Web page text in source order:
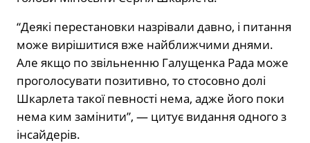
“Деякі перестановки назрівали давно, і питання
може вирішитися вже найближчими днями.
Але якщо по звільненню Галущенка Рада може
проголосувати позитивно, то стосовно долі
Шкарлета такої певності нема, адже його поки
нема ким замінити”, — цитує видання одного з
інсайдерів.